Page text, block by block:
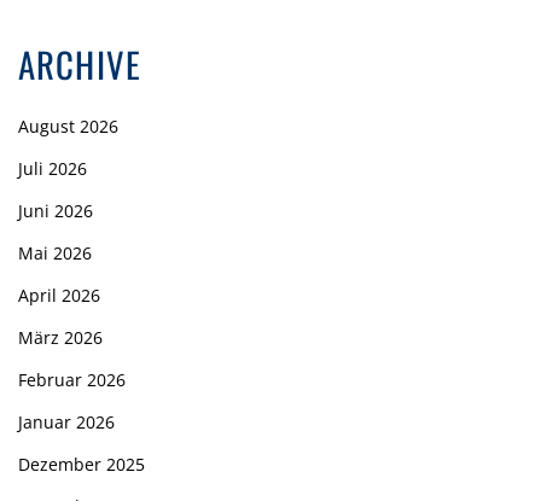
ARCHIVE
August 2026
Juli 2026
Juni 2026
Mai 2026
April 2026
März 2026
Februar 2026
Januar 2026
Dezember 2025